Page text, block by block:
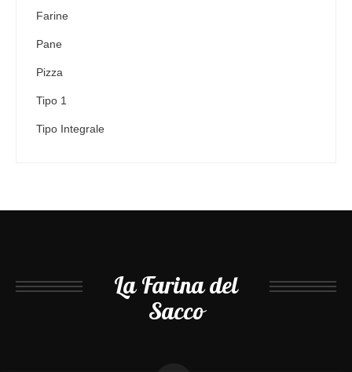
Farine
Pane
Pizza
Tipo 1
Tipo Integrale
La Farina del
Sacco